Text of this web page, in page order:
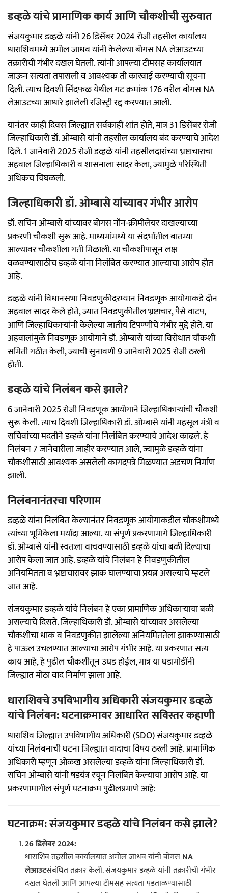
डव्हळे यांचे प्रामाणिक कार्य आणि चौकशीची सुरुवात
संजयकुमार डव्हळे यांनी 26 डिसेंबर 2024 रोजी तहसील कार्यालय
धाराशिवमध्ये अमोल जाधव यांनी केलेल्या बोगस NA लेआउटच्या
तक्रारीची गंभीर दखल घेतली. त्यांनी आपल्या टीमसह कार्यालयात
जाऊन सत्यता तपासली व आवश्यक ती कारवाई करण्याची सूचना
दिली. त्याच दिवशी सिंदफळ येथील गट क्रमांक 176 वरील बोगस NA
लेआउटच्या आधारे झालेली रजिस्ट्री रद्द करण्यात आली.
यानंतर काही दिवस जिल्ह्यात सर्वकाही शांत होते, मात्र 31 डिसेंबर रोजी
जिल्हाधिकारी डॉ. ओम्बासे यांनी तहसील कार्यालय बंद करण्याचे आदेश
दिले. 1 जानेवारी 2025 रोजी डव्हळे यांनी तहसीलदारांच्या भ्रष्टाचाराचा
अहवाल जिल्हाधिकारी व शासनाला सादर केला, ज्यामुळे परिस्थिती
अधिकच चिघळली.
जिल्हाधिकारी डॉ. ओम्बासे यांच्यावर गंभीर आरोप
डॉ. सचिन ओम्बासे यांच्यावर बोगस नॉन-क्रीमीलेयर दाखल्याच्या
प्रकरणी चौकशी सुरू आहे. माध्यमांमध्ये या संदर्भातील बातम्या
आल्यावर चौकशीला गती मिळाली. या चौकशीपासून लक्ष
वळवण्यासाठीच डव्हळे यांना निलंबित करण्यात आल्याचा आरोप होत
आहे.
डव्हळे यांनी विधानसभा निवडणुकीदरम्यान निवडणूक आयोगाकडे दोन
अहवाल सादर केले होते, ज्यात निवडणुकीतील भ्रष्टाचार, पैसे वाटप,
आणि जिल्हाधिकाऱ्यांनी केलेल्या जातीय टिपण्णीचे गंभीर मुद्दे होते. या
अहवालांमुळे निवडणूक आयोगाने डॉ. ओम्बासे यांच्या विरोधात चौकशी
समिती गठीत केली, ज्याची सुनावणी 9 जानेवारी 2025 रोजी ठरली
होती.
डव्हळे यांचे निलंबन कसे झाले?
6 जानेवारी 2025 रोजी निवडणूक आयोगाने जिल्हाधिकाऱ्यांची चौकशी
सुरू केली. त्याच दिवशी जिल्हाधिकारी डॉ. ओम्बासे यांनी महसूल मंत्री व
सचिवांच्या मदतीने डव्हळे यांना निलंबित करण्याचे आदेश काढले. हे
निलंबन 7 जानेवारीला जाहीर करण्यात आले, ज्यामुळे डव्हळे यांना
चौकशीसाठी आवश्यक असलेली कागदपत्रे मिळण्यात अडचण निर्माण
झाली.
निलंबनानंतरचा परिणाम
डव्हळे यांना निलंबित केल्यानंतर निवडणूक आयोगाकडील चौकशीमध्ये
त्यांच्या भूमिकेला मर्यादा आल्या. या संपूर्ण प्रकरणामागे जिल्हाधिकारी
डॉ. ओम्बासे यांनी स्वतःला वाचवण्यासाठी डव्हळे यांचा बळी दिल्याचा
आरोप केला जात आहे. डव्हळे यांचे निलंबन हे निवडणुकीतील
अनियमितता व भ्रष्टाचारावर झाक घालण्याचा प्रयत्न असल्याचे म्हटले
जात आहे.
संजयकुमार डव्हळे यांचे निलंबन हे एका प्रामाणिक अधिकाऱ्याचा बळी
असल्याचे दिसते. जिल्हाधिकारी डॉ. ओम्बासे यांच्यावर असलेल्या
चौकशीचा धाक व निवडणुकीत झालेल्या अनियमिततेला झाकण्यासाठी
हे पाऊल उचलण्यात आल्याचा आरोप गंभीर आहे. या प्रकरणात सत्य
काय आहे, हे पुढील चौकशीतून उघड होईल, मात्र या घडामोडींनी
जिल्ह्यात मोठा वाद निर्माण झाला आहे.
धाराशिवचे उपविभागीय अधिकारी संजयकुमार डव्हळे
यांचे निलंबन: घटनाक्रमावर आधारित सविस्तर कहाणी
धाराशिव जिल्ह्यात उपविभागीय अधिकारी (SDO) संजयकुमार डव्हळे
यांच्या निलंबनाची घटना जिल्ह्यात वादाचा विषय ठरली आहे. प्रामाणिक
अधिकारी म्हणून ओळख असलेल्या डव्हळे यांना जिल्हाधिकारी डॉ.
सचिन ओम्बासे यांनी षडयंत्र रचून निलंबित केल्याचा आरोप आहे. या
प्रकरणामागील संपूर्ण घटनाक्रम पुढीलप्रमाणे आहे:
घटनाक्रम: संजयकुमार डव्हळे यांचे निलंबन कसे झाले?
26 डिसेंबर 2024:
धाराशिव तहसील कार्यालयात अमोल जाधव यांनी बोगसNA
लेआउटसंबंधित तक्रार केली. संजयकुमार डव्हळे यांनी तक्रारीची गंभीर
दखल घेतली आणि आपल्या टीमसह सत्यता पडताळण्यासाठी